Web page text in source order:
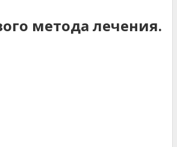
метода лечения.